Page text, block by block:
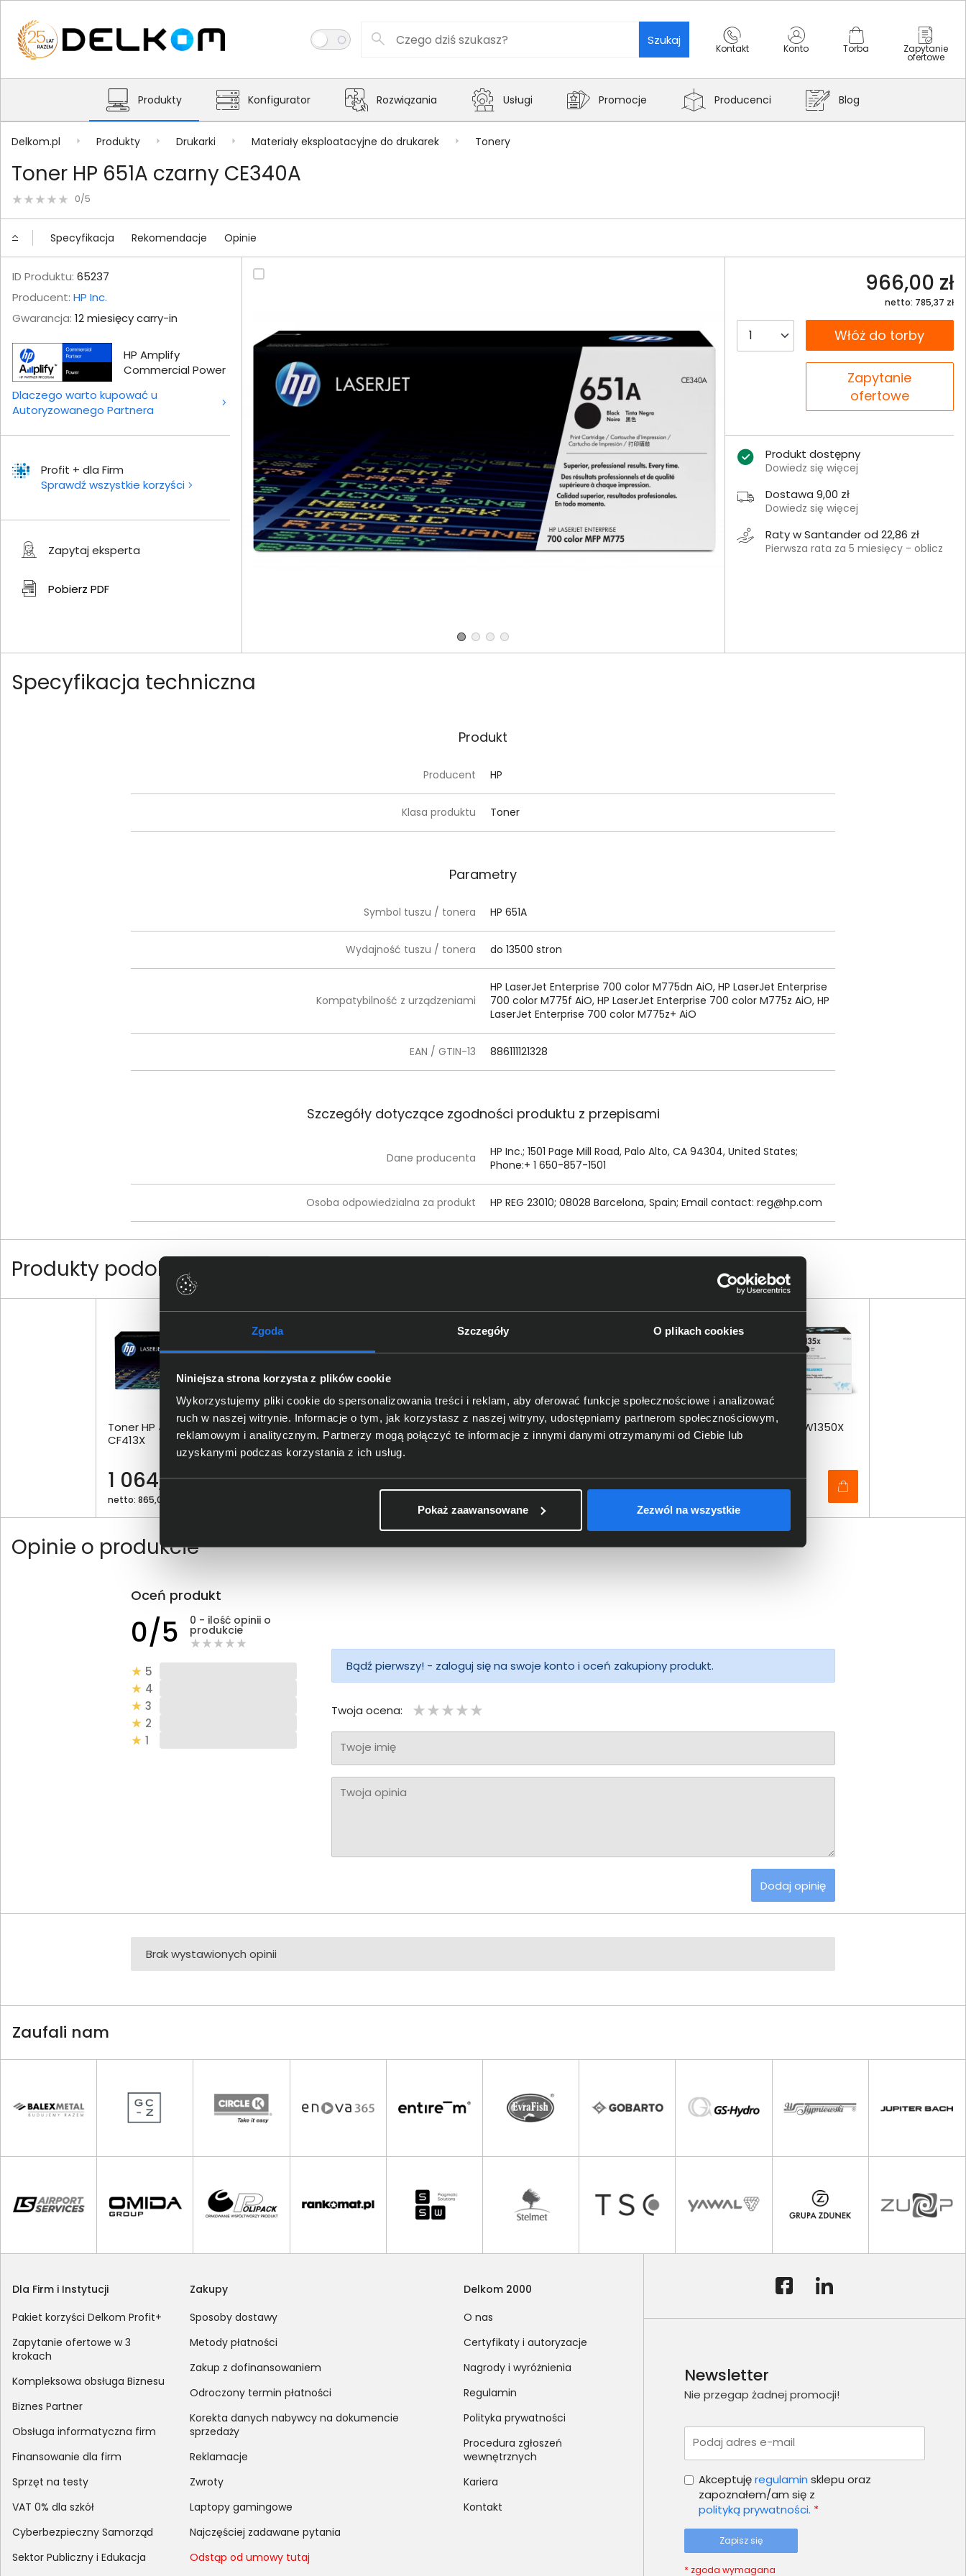
Zgoda Szczegóły O plikach cookies
Niniejsza strona korzysta z plików cookie
Wykorzystujemy pliki cookie do spersonalizowania treści i reklam, aby oferować funkcje społecznościowe i analizować
ruch w naszej witrynie. Informacje o tym, jak korzystasz z naszej witryny, udostępniamy partnerom społecznościowym,
reklamowym i analitycznym. Partnerzy mogą połączyć te informacje z innymi danymi otrzymanymi od Ciebie lub
uzyskanymi podczas korzystania z ich usług.
Pokaż zaawansowane Zezwól na wszystkie
Szukaj
Kontakt Konto Torba Zapytanie
ofertowe
Produkty Konfigurator Rozwiązania Usługi Promocje Producenci Blog
Delkom.pl Produkty Drukarki Materiały eksploatacyjne do drukarek Tonery
Toner HP 651A czarny CE340A
0/5
Specyfikacja Rekomendacje Opinie
ID Produktu: 65237
Producent: HP Inc.
Gwarancja: 12 miesięcy carry-in
HP Amplify
Commercial Power
Dlaczego warto kupować u
Autoryzowanego Partnera
Profit + dla Firm
Sprawdź wszystkie korzyści
Zapytaj eksperta
Pobierz PDF
966,00 zł
netto: 785,37 zł
__B2C.PRODUCT.QUANTITY
__B2C.PRODUCT.QUANTITY
Włóż do torby
Zapytanie
ofertowe
Produkt dostępny
Dowiedz się więcej
Dostawa 9,00 zł
Dowiedz się więcej
Raty w Santander od 22,86 zł
Pierwsza rata za 5 miesięcy - oblicz
Specyfikacja techniczna
Produkt
Producent HP
Klasa produktu Toner
Parametry
Symbol tuszu / tonera HP 651A
Wydajność tuszu / tonera do 13500 stron
Kompatybilność z urządzeniami
HP LaserJet Enterprise 700 color M775dn AiO, HP LaserJet Enterprise
700 color M775f AiO, HP LaserJet Enterprise 700 color M775z AiO, HP
LaserJet Enterprise 700 color M775z+ AiO
EAN / GTIN-13 886111121328
Szczegóły dotyczące zgodności produktu z przepisami
Dane producenta
HP Inc.; 1501 Page Mill Road, Palo Alto, CA 94304, United States;
Phone:+ 1 650-857-1501
Osoba odpowiedzialna za produkt HP REG 23010; 08028 Barcelona, Spain; Email contact: reg@hp.com
Produkty podobne
Toner HP 410X purpurowy
CF413X
1 064,00 zł
netto: 865,04 zł
Toner HP 415A czarny W2030A
421,00 zł
Toner HP 201X żółty CF402X
564,00 zł
Toner HP 135X czarny W1350X
344,00 zł
Opinie o produkcie
Oceń produkt
0/5 0 - ilość opinii o
produkcie
5
4
3
2
1
Bądź pierwszy! - zaloguj się na swoje konto i oceń zakupiony produkt.
Twoja ocena:
Twoje imię
Twoja opinia
Dodaj opinię
Brak wystawionych opinii
Zaufali nam
Dla Firm i Instytucji
Pakiet korzyści Delkom Profit+
Zapytanie ofertowe w 3
krokach
Kompleksowa obsługa Biznesu
Biznes Partner
Obsługa informatyczna firm
Finansowanie dla firm
Sprzęt na testy
VAT 0% dla szkół
Cyberbezpieczny Samorząd
Sektor Publiczny i Edukacja
Zakupy
Sposoby dostawy
Metody płatności
Zakup z dofinansowaniem
Odroczony termin płatności
Korekta danych nabywcy na dokumencie
sprzedaży
Reklamacje
Zwroty
Laptopy gamingowe
Najczęściej zadawane pytania
Odstąp od umowy tutaj
Delkom 2000
O nas
Certyfikaty i autoryzacje
Nagrody i wyróżnienia
Regulamin
Polityka prywatności
Procedura zgłoszeń
wewnętrznych
Kariera
Kontakt
Newsletter
Nie przegap żadnej promocji!
Podaj adres e-mail
Akceptujęregulamin sklepu oraz
zapoznałem/am się z
polityką prywatności. *
Zapisz się
* zgoda wymagana